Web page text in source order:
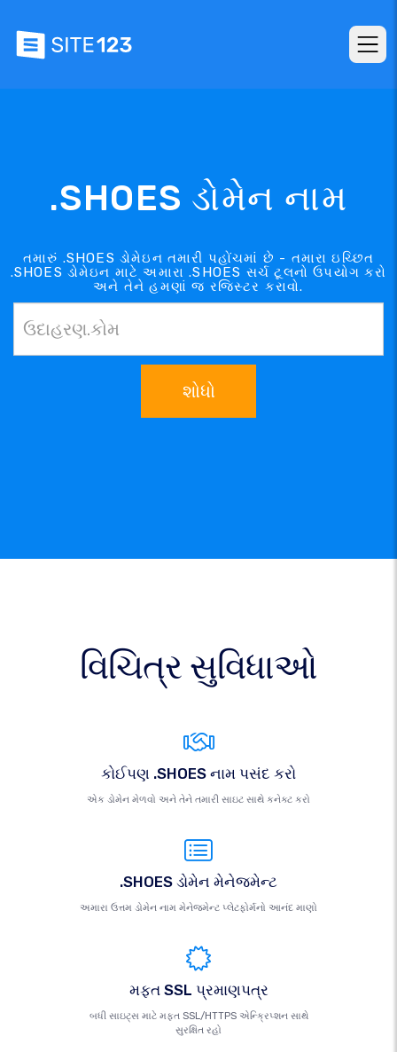
.SHOES ડોમેન નામ
તમારું .SHOES ડોમેઇન તમારી પહોંચમાં છે - તમારા ઇચ્છિત
.SHOES ડોમેઇન માટે અમારા .SHOES સર્ચ ટૂલનો ઉપયોગ કરો
અને તેને હમણાં જ રજિસ્ટર કરાવો.
શોધો
વિચિત્ર સુવિધાઓ
કોઈપણ .SHOES નામ પસંદ કરો
એક ડોમેન મેળવો અને તેને તમારી સાઇટ સાથે કનેક્ટ કરો
.SHOES ડોમેન મેનેજમેન્ટ
અમારા ઉત્તમ ડોમેન નામ મેનેજમેન્ટ પ્લેટફોર્મનો આનંદ માણો
મફત SSL પ્રમાણપત્ર
બધી સાઇટ્સ માટે મફત SSL/HTTPS એન્ક્રિપ્શન સાથે
સુરક્ષિત રહો